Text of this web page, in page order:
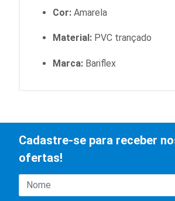
Cor: Amarela
Material: PVC trançado
Marca: Bariflex
Cadastre-se para receber
ofertas!